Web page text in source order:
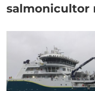
salmonicultor